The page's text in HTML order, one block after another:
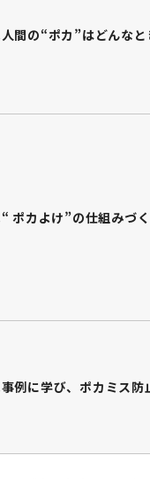
間の“ポカ”はどんな
ポカよけ”の仕組みづ
例に学び、ポカミス防